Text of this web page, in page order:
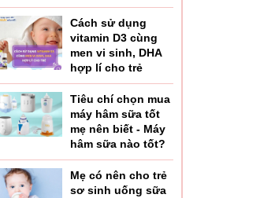
Cách sử dụng
vitamin D3 cùng
men vi sinh, DHA
hợp lí cho trẻ
Tiêu chí chọn mua
máy hâm sữa tốt
mẹ nên biết - Máy
hâm sữa nào tốt?
Mẹ có nên cho trẻ
sơ sinh uống sữa